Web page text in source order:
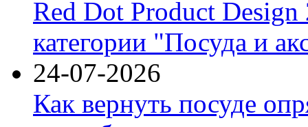
Red Dot Product Design
категории "Посуда и
24-07-2026
Как вернуть посуде